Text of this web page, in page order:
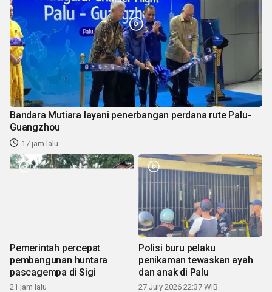
Bandara Mutiara layani penerbangan perdana rute Palu-
Guangzhou
17 jam lalu
Pemerintah percepat
pembangunan huntara
pascagempa di Sigi
21 jam lalu
Polisi buru pelaku
penikaman tewaskan ayah
dan anak di Palu
27 July 2026 22:37 WIB